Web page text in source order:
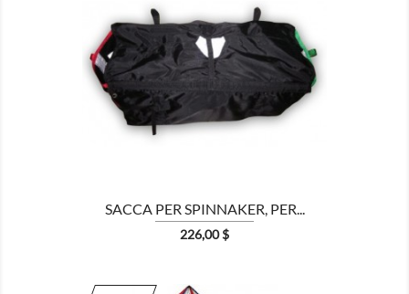
SACCA PER SPINNAKER, PER...
Prezzo
226,00 $
MOSTRA